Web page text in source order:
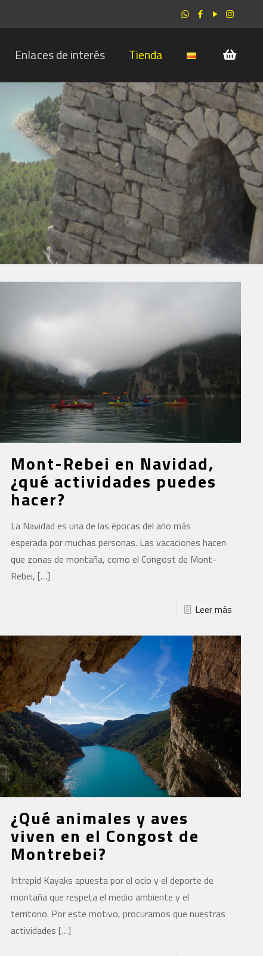
Enlaces de interés Tienda
Mont-Rebei en Navidad,
¿qué actividades puedes
hacer?
La Navidad es una de las épocas del año más
esperada por muchas personas. Las vacaciones hacen
que zonas de montaña, como el Congost de Mont-
Rebei, […]
Leer más
¿Qué animales y aves
viven en el Congost de
Montrebei?
Intrepid Kayaks apuesta por el ocio y el deporte de
montaña que respeta el medio ambiente y el
territorio. Por este motivo, procuramos que nuestras
actividades […]